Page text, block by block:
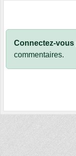
Connectez-vous
commentaires.